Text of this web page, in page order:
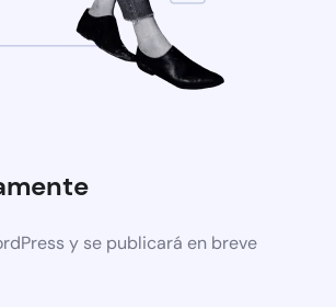
y se publicará en breve